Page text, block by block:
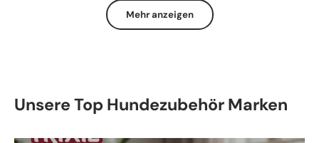
Mehr anzeigen
Unsere Top Hundezubehör Marken